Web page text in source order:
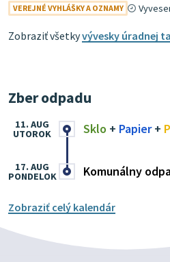
VEREJNÉ VYHLÁŠKY A OZNAMY
Zobraziť všetkyvývesky úradnej
Zber odpadu
Sklo + Papier+
11. AUG
UTOROK
Komunálny
17. AUG
PONDELOK
Zobraziť celý kalendár